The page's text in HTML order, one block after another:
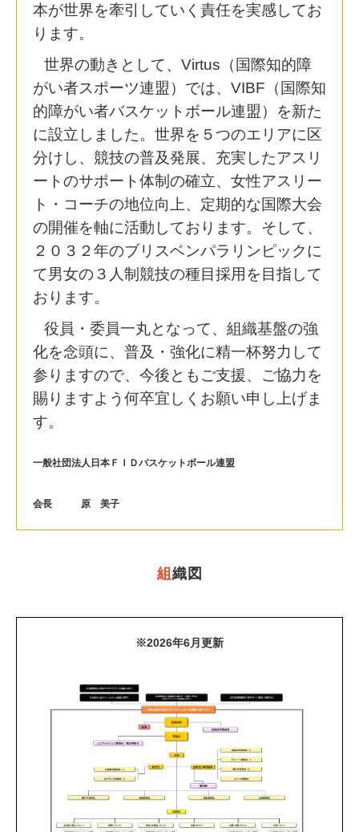
本が世界を牽引していく責任を実感してお
ります。
世界の動きとして、Virtus（国際知的障
がい者スポーツ連盟）では、VIBF（国際知
的障がい者バスケットボール連盟）を新た
に設立しました。世界を５つのエリアに区
分けし、競技の普及発展、充実したアスリ
ートのサポート体制の確立、女性アスリー
ト・コーチの地位向上、定期的な国際大会
の開催を軸に活動しております。そして、
２０３２年のブリスベンパラリンピックに
て男女の３人制競技の種目採用を目指して
おります。
役員・委員一丸となって、組織基盤の強
化を念頭に、普及・強化に精一杯努力して
参りますので、今後ともご支援、ご協力を
賜りますよう何卒宜しくお願い申し上げま
す。
一般社団法人日本ＦＩＤバスケットボール連盟
会長 原 美子
組 織図
※2026年6月更新